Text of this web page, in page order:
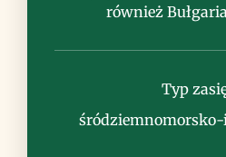
również
Typ